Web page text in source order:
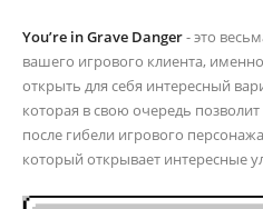
You’re in Grave Danger- это
вашего игрового клиента,
открыть для себя интересный
которая в свою очередь
после гибели игрового
который открывает интересные